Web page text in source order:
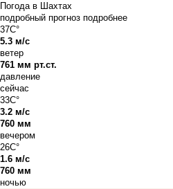
Погода в Шахтах
подробный прогноз подробнее
37C°
5.3 м/с
ветер
761 мм рт.ст.
давление
сейчас
33C°
3.2 м/с
760 мм
вечером
26C°
1.6 м/с
760 мм
ночью